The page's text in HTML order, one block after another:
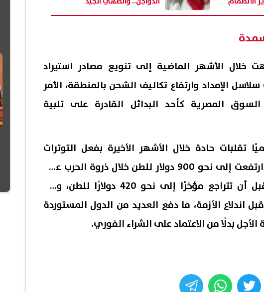
يضمن السلامة الغذائية
خلال الأشهر الماضية إلى تنويع مصادر استيراد
الإمداد وارتفاع تكاليف الشحن بالمنطقة، الأمر
المصرية كأحد البدائل القادرة على تلبية
تقلبات حادة خلال الأشهر الأخيرة بفعل التوترات
العسكرية في المنطقة، إذ ارتفعت إلى نحو 900 دولار للطن خلال ذروة الحرب على
إيران في أبريل الماضي، قبل أن تتراجع مؤخرًا إلى نحو 420 دولارًا للطن، وهو
اندلاع الأزمة، ما دفع العديد من الدول المستوردة
بدلًا من الاعتماد على الشراء الفوري.